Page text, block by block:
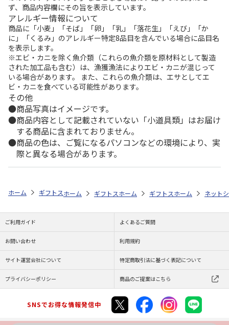
ず、商品内容欄にその旨を表示しています。
アレルギー情報について
商品に「小麦」「そば」「卵」「乳」「落花生」「えび」「か
に」「くるみ」のアレルギー特定8品目を含んでいる場合に品目名
を表示します。
※エビ・カニを除く魚介類（これらの魚介類を原材料として製造
された加工品も含む）は、漁獲漁法によりエビ・カニが混じって
いる場合があります。 また、これらの魚介類は、エサとしてエ
ビ・カニを食べている可能性があります。
その他
商品写真はイメージです。
商品内容として記載されていない「小道具類」はお届け
する商品に含まれておりません。
商品の色は、ご覧になるパソコンなどの環境により、実
際と異なる場合があります。
ホーム ギフトストア お中元・夏ギフト特集 2026 おすすめ ご当地
ホーム ギフトストア お中元・夏ギフト特集 2026
ホーム ギフトストア お中元・
ホーム ネット
ご利用ガイド よくあるご質問
お問い合わせ 利用規約
サイト運営会社について 特定商取引法に基づく表記について
プライバシーポリシー 商品のご提案はこちら
SNSでお得な情報発信中